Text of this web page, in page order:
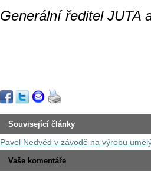
Generální ředitel JUTA
Související články
Pavel Nedvěd v závodě na výrobu
Vaše komentáře